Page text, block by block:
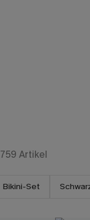
759 Artikel
Bikini-Set